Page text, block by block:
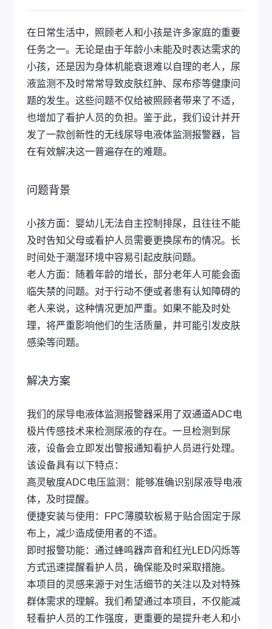
在日常生活中，照顾老人和小孩是许多家庭的重要
任务之一。无论是由于年龄小未能及时表达需求的
小孩，还是因为身体机能衰退难以自理的老人，尿
液监测不及时常常导致皮肤红肿、尿布疹等健康问
题的发生。这些问题不仅给被照顾者带来了不适，
也增加了看护人员的负担。鉴于此，我们设计并开
发了一款创新性的无线尿导电液体监测报警器，旨
在有效解决这一普遍存在的难题。
问题背景
小孩方面：婴幼儿无法自主控制排尿，且往往不能
及时告知父母或看护人员需要更换尿布的情况。长
时间处于潮湿环境中容易引起皮肤问题。
老人方面：随着年龄的增长，部分老年人可能会面
临失禁的问题。对于行动不便或者患有认知障碍的
老人来说，这种情况更加严重。如果不能及时处
理，将严重影响他们的生活质量，并可能引发皮肤
感染等问题。
解决方案
我们的尿导电液体监测报警器采用了双通道ADC电
极片传感技术来检测尿液的存在。一旦检测到尿
液，设备会立即发出警报通知看护人员进行处理。
该设备具有以下特点：
高灵敏度ADC电压监测：能够准确识别尿液导电液
体，及时提醒。
便捷安装与使用：FPC薄膜软板易于贴合固定于尿
布上，减少造成使用者的不适。
即时报警功能：通过蜂鸣器声音和红光LED闪烁等
方式迅速提醒看护人员，确保能及时采取措施。
本项目的灵感来源于对生活细节的关注以及对特殊
群体需求的理解。我们希望通过本项目，不仅能减
轻看护人员的工作强度，更重要的是提升老人和小